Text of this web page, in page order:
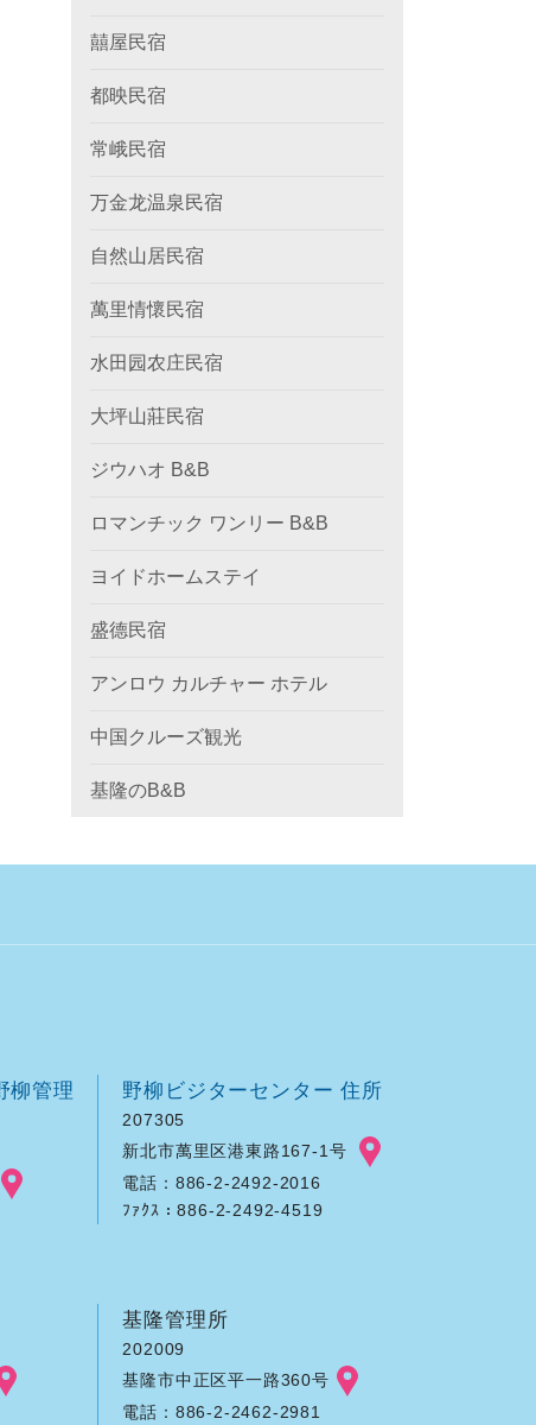
囍屋民宿
都映民宿
常峨民宿
万金龙温泉民宿
自然山居民宿
萬里情懷民宿
水田园农庄民宿
大坪山莊民宿
ジウハオ B&B
ロマンチック ワンリー B&B
ヨイドホームステイ
盛德民宿
アンロウ カルチャー ホテル
中国クルーズ観光
基隆のB&B
柳管理
野柳ビジターセンター 住所
207305
新北市萬里区港東路167-1号
電話：886-2-2492-2016
ﾌｧｸｽ：886-2-2492-4519
基隆管理所
202009
基隆市中正区平一路360号
電話：886-2-2462-2981